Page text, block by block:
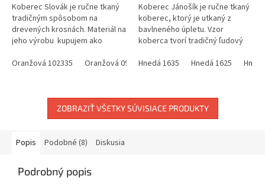
Koberec Slovák je ručne tkaný
tradičným spôsobom na
drevených krosnách. Materiál na
jeho výrobu kupujem ako
ovplyvňuje aj farebnosť...
Oranžová 102335 Oranžová 0912 Oranžová 0906
Koberec Jánošík je ručne tkaný
koberec, ktorý je utkaný z
bavlneného úpletu. Vzor
koberca tvorí tradičný ľudový
používal na celom Slovensku.
Hnedá 1635 Hnedá 1625
ZOBRAZIŤ VŠETKY SÚVISIACE PRODUKTY
Popis Podobné (8) Diskusia
Podrobný popis